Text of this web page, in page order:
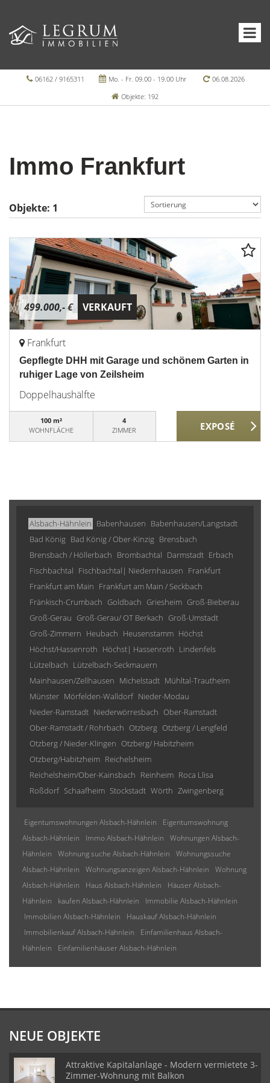
06162 / 9165311 Mo. - Fr. 09.00 - 19.00 Uhr
06.08.2026
Objekte: 192
Immo Frankfurt
Objekte: 1
499.000,- € VERKAUFT
Frankfurt
Gepflegte DHH mit Garage und schönem Garten in
ruhiger Lage von Zeilsheim
Doppelhaushälfte
100 m²
WOHNFLÄCHE
4
ZIMMER
Alsbach-Hähnlein Babenhausen Babenhausen/Langstadt
Bad König Bad König / Ober-Kinzig Brensbach
Brensbach / Höllerbach Brombachtal Darmstadt Erbach
Fischbachtal Fischbachtal| Niedernhausen Frankfurt
Frankfurt am Main Frankfurt am Main / Seckbach
Fränkisch-Crumbach Goldbach Griesheim Groß-Bieberau
Groß-Gerau Groß-Gerau/ OT Berkach Groß-Umstadt
Groß-Zimmern Heubach Heusenstamm Höchst
Höchst/Hassenroth Höchst| Hassenroth Lindenfels
Lützelbach Lützelbach-Seckmauern
Mainhausen/Zellhausen Michelstadt Mühltal-Trautheim
Münster Mörfelden-Walldorf Nieder-Modau
Nieder-Ramstadt Niederwörresbach Ober-Ramstadt
Ober-Ramstadt / Rohrbach Otzberg Otzberg / Lengfeld
Otzberg / Nieder-Klingen Otzberg/ Habitzheim
Otzberg/Habitzheim Reichelsheim
Reichelsheim/Ober-Kainsbach Reinheim Roca Llisa
Roßdorf Schaafheim Stockstadt Wörth Zwingenberg
Eigentumswohnungen Alsbach-Hähnlein
Eigentumswohnung
Alsbach-Hähnlein
Immo Alsbach-Hähnlein
Wohnungen Alsbach-
Hähnlein
Wohnung suche Alsbach-Hähnlein
Wohnungssuche
Alsbach-Hähnlein
Wohnungsanzeigen Alsbach-Hähnlein
Wohnung
Alsbach-Hähnlein
Haus Alsbach-Hähnlein
Häuser Alsbach-
Hähnlein
kaufen Alsbach-Hähnlein
Immobilie Alsbach-Hähnlein
Immobilien Alsbach-Hähnlein
Hauskauf Alsbach-Hähnlein
Immobilienkauf Alsbach-Hähnlein
Einfamilienhaus Alsbach-
Hähnlein
Einfamilienhäuser Alsbach-Hähnlein
NEUE OBJEKTE
Attraktive Kapitalanlage - Modern vermietete 3-
Zimmer-Wohnung mit Balkon